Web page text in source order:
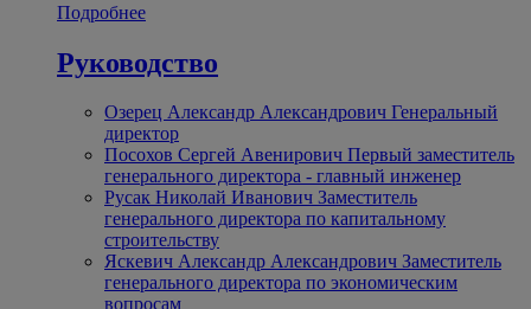
Подробнее
Руководство
Озерец Александр Александрович Генеральный
директор
Посохов Сергей Авенирович Первый заместитель
генерального директора - главный инженер
Русак Николай Иванович Заместитель
генерального директора по капитальному
строительству
Яскевич Александр Александрович Заместитель
генерального директора по экономическим
вопросам